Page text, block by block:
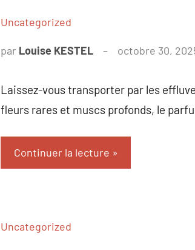
Uncategorized
par Louise KESTEL octobre 30,
Laissez-vous transporter par les
fleurs rares et muscs profonds, le
Continuer la lecture
Uncategorized